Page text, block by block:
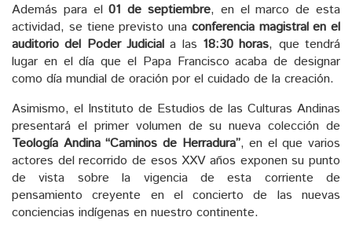
Además para el01 de septiembre, en el marco de esta
actividad, se tiene previsto una conferencia magistral en el
auditorio del Poder Judiciala las 18:30 horas, que tendrá
lugar en el día que el Papa Francisco acaba de designar
como día mundial de oración por el cuidado de la creación.
Asimismo, el Instituto de Estudios de las Culturas Andinas
presentará el primer volumen de su nueva colección de
Teología Andina “Caminos de Herradura”, en el que varios
actores del recorrido de esos XXV años exponen su punto
de vista sobre la vigencia de esta corriente de
pensamiento creyente en el concierto de las nuevas
conciencias indígenas en nuestro continente.